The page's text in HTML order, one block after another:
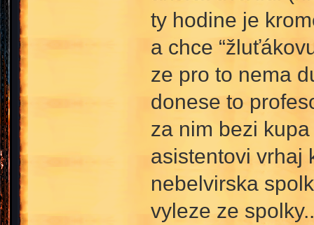
ty hodine je
a chce
ze pro to nema
donese to
za nim bezi
asistentovi vrhaj
nebelvirska
vyleze ze